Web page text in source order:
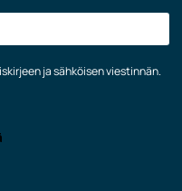
ja sähköisen viestinnän.